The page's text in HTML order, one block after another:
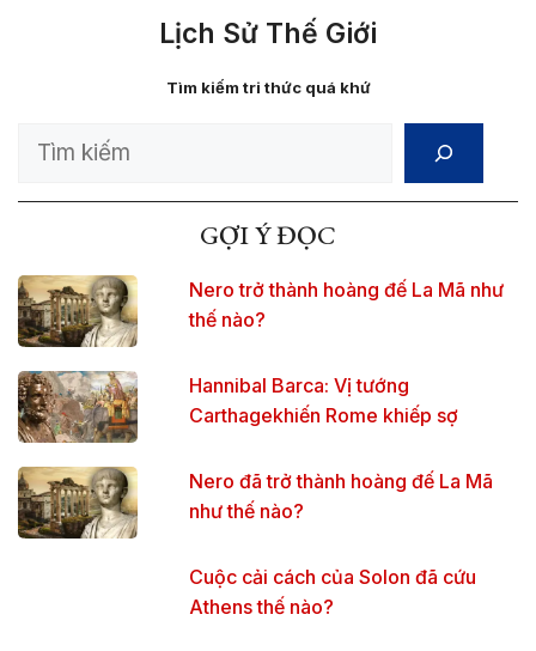
Lịch Sử Thế Giới
Tìm kiếm tri thức quá khứ
Search
GỢI Ý ĐỌC
Nero trở thành hoàng đế La Mã như
thế nào?
Hannibal Barca: Vị tướng
Carthagekhiến Rome khiếp sợ
Nero đã trở thành hoàng đế La Mã
như thế nào?
Cuộc cải cách của Solon đã cứu
Athens thế nào?